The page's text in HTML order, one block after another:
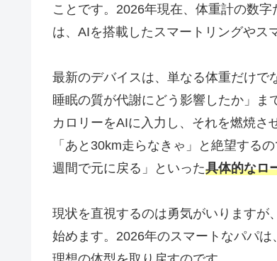
ことです。2026年現在、体重計の数
は、AIを搭載したスマートリングやス
最新のデバイスは、単なる体重だけで
睡眠の質が代謝にどう影響したか」ま
カロリーをAIに入力し、それを燃焼さ
「あと30km走らなきゃ」と絶望する
週間で元に戻る」といった具体的なロ
現状を直視するのは勇気がいりますが
始めます。2026年のスマートなパパ